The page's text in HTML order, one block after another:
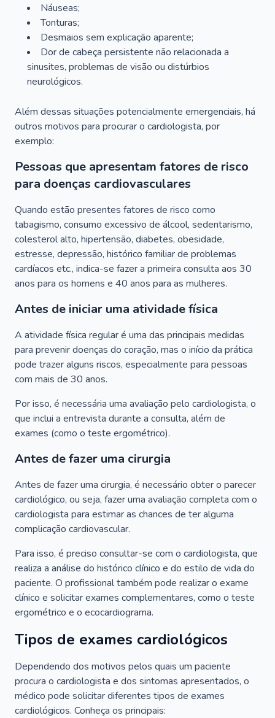
Náuseas;
Tonturas;
Desmaios sem explicação aparente;
Dor de cabeça persistente não relacionada a
sinusites, problemas de visão ou distúrbios
neurológicos.
Além dessas situações potencialmente emergenciais, há
outros motivos para procurar o cardiologista, por
exemplo:
Pessoas que apresentam fatores de risco
para doenças cardiovasculares
Quando estão presentes fatores de risco como
tabagismo, consumo excessivo de álcool, sedentarismo,
colesterol alto, hipertensão, diabetes, obesidade,
estresse, depressão, histórico familiar de problemas
cardíacos etc., indica-se fazer a primeira consulta aos 30
anos para os homens e 40 anos para as mulheres.
Antes de iniciar uma atividade física
A atividade física regular é uma das principais medidas
para prevenir doenças do coração, mas o início da prática
pode trazer alguns riscos, especialmente para pessoas
com mais de 30 anos.
Por isso, é necessária uma avaliação pelo cardiologista, o
que inclui a entrevista durante a consulta, além de
exames (como o teste ergométrico).
Antes de fazer uma cirurgia
Antes de fazer uma cirurgia, é necessário obter o parecer
cardiológico, ou seja, fazer uma avaliação completa com o
cardiologista para estimar as chances de ter alguma
complicação cardiovascular.
Para isso, é preciso consultar-se com o cardiologista, que
realiza a análise do histórico clínico e do estilo de vida do
paciente. O profissional também pode realizar o exame
clínico e solicitar exames complementares, como o teste
ergométrico e o ecocardiograma.
Tipos de exames cardiológicos
Dependendo dos motivos pelos quais um paciente
procura o cardiologista e dos sintomas apresentados, o
médico pode solicitar diferentes tipos de exames
cardiológicos. Conheça os principais: